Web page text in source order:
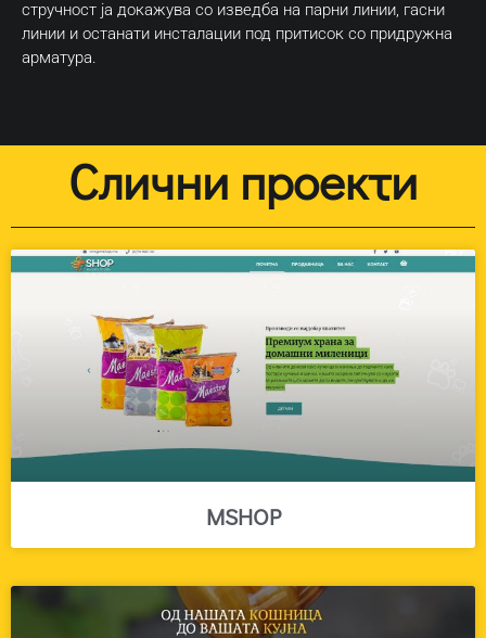
стручност ја докажува со изведба на парни линии, гасни
линии и останати инсталации под притисок со придружна
арматура.
Слични проекти
MSHOP